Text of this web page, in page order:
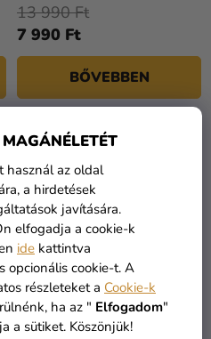
használ az oldal
a hirdetések
javítására.
elfogadja a cookie-k
ide kattintva
opcionális cookie-t. A
részleteket a Cookie-k
ha az " Elfogadom"
a sütiket. Köszönjük!
7 990 Ft
13 990 Ft
BŐVEBBEN
TOP
Gyerek köpeny -